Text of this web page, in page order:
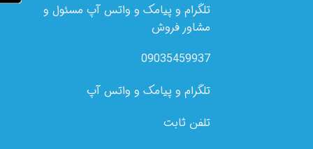
تلگرام و پیامک و واتس آپ مسئول و
مشاور فروش
09035459937
تلگرام و پیامک و واتس آپ
تلفن ثابت